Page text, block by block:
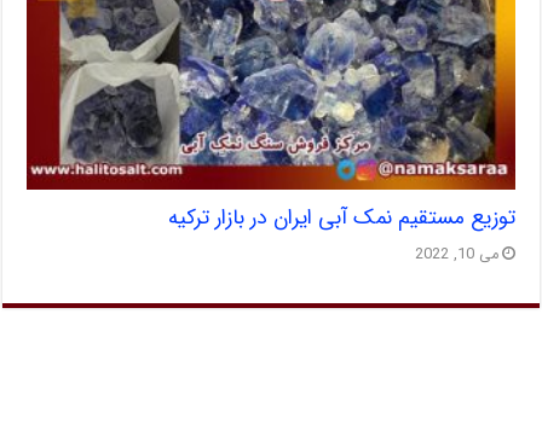
توزیع مستقیم نمک آبی ایران در بازار ترکیه
می 10, 2022